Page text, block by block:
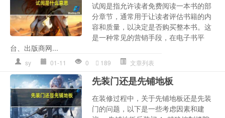
试阅是指允许读者免费阅读一本书的部
分章节，通常用于让读者评估书籍的内
容和质量，以决定是否购买整本书。这
是一种常见的营销手段，在电子书平
台、出版商网...
sy 01-11 0 189 文章列表
先装门还是先铺地板
在装修过程中，关于先铺地板还是先装
门的问题，以下是一些考虑因素和建